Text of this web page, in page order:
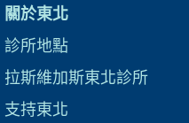
關於東北
診所地點
拉斯維加斯東北診所
支持東北